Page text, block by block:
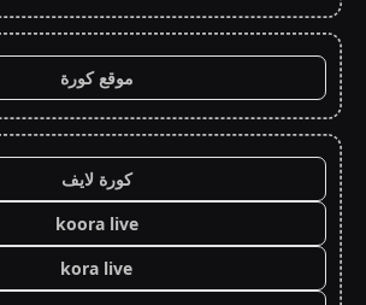
موقع كورة
كورة لايف
koora live
kora live